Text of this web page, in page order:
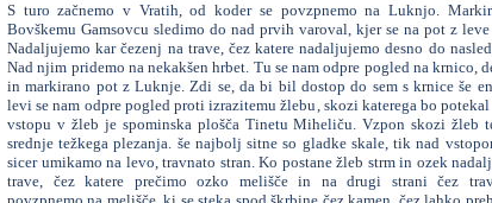
S turo začnemo v Vratih, od koder se povzpnemo na Luknjo.
Bovškemu Gamsovcu sledimo do nad prvih varoval, kjer se na pot z leve
Nadaljujemo kar čezenj na trave, čez katere nadaljujemo desno do
Nad njim pridemo na nekakšen hrbet. Tu se nam odpre pogled na krnico,
in markirano pot z Luknje. Zdi se, da bi bil dostop do sem s krnice še
levi se nam odpre pogled proti izrazitemu žlebu, skozi katerega bo
vstopu v žleb je spominska plošča Tinetu Miheliču. Vzpon skozi žleb
srednje težkega plezanja. še najbolj sitne so gladke skale, tik nad
sicer umikamo na levo, travnato stran. Ko postane žleb strm in ozek
trave, čez katere prečimo ozko melišče in na drugi strani čez